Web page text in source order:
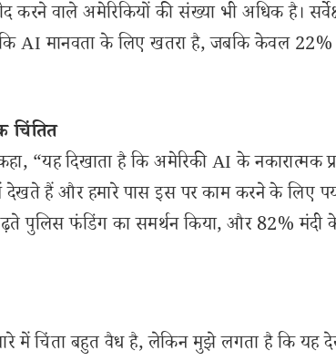
करने वाले अमेरिकियों की संख्या भी अधिक है।
AI मानवता के लिए खतरा है, जबकि केवल 22%
चिंतित
“यह दिखाता है कि अमेरिकी AI के नकारात्मक
हैं और हमारे पास इस पर काम करने के लिए
पुलिस फंडिंग का समर्थन किया, और 82% मंदी
में चिंता बहुत वैध है, लेकिन मुझे लगता है कि यह